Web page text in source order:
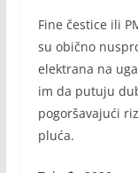
Fine čestice ili
su obično
elektrana na
im da putuju
pogoršavajući
pluća.